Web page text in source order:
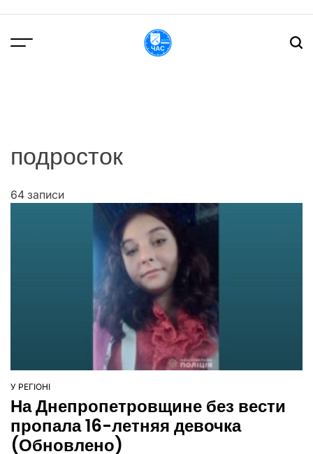
вмісту
подросток
64 записи
ОПУБЛІКУВАТИ
У
У РЕГІОНІ
На Днепропетровщине без вести
пропала 16-летняя девочка
(Обновлено)